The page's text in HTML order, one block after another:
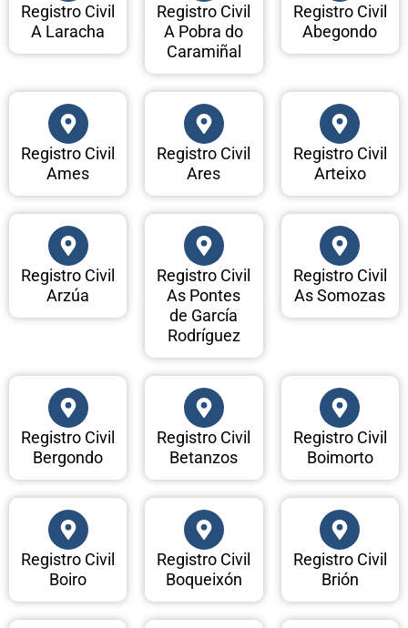
Registro Civil
A Laracha
Registro Civil
A Pobra do
Caramiñal
Registro Civil
Abegondo
Registro Civil
Ames
Registro Civil
Ares
Registro Civil
Arteixo
Registro Civil
Arzúa
Registro Civil
As Pontes
de García
Rodríguez
Registro Civil
As Somozas
Registro Civil
Bergondo
Registro Civil
Betanzos
Registro Civil
Boimorto
Registro Civil
Boiro
Registro Civil
Boqueixón
Registro Civil
Brión